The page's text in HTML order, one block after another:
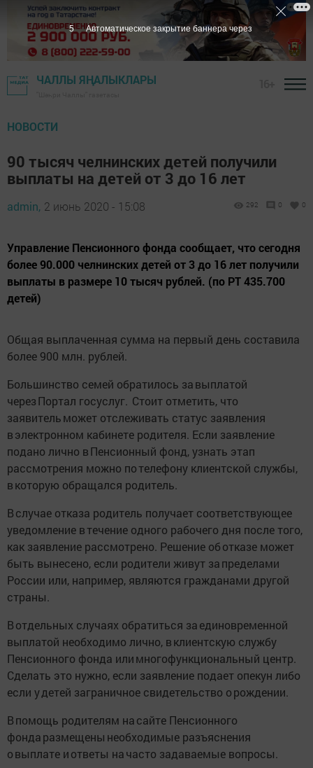
ЧАЛЛЫ ЯҢАЛЫКЛАРЫ
НОВОСТИ
90 тысяч челнинских детей получили
выплаты на детей от 3 до 16 лет
admin, 2 июнь 2020 - 15:08 292 0 0
Управление Пенсионного фонда сообщает, что сегодня
более 90.000 челнинских детей от 3 до 16 лет получили
выплаты в размере 10 тысяч рублей. (по РТ 435.700
детей)
Общая выплаченная сумма на первый день составила
более 900 млн. рублей.
Большинство семей обратилось за выплатой
через Портал госуслуг. Стоит отметить, что
заявитель может отслеживать статус заявления
в электронном кабинете родителя. Если заявление
подано лично в Пенсионный фонд, узнать этап
рассмотрения можно по телефону клиентской службы,
в которую обращался родитель.
В случае отказа родитель получает соответствующее
уведомление в течение одного рабочего дня после того,
как заявление рассмотрено. Решение об отказе может
быть вынесено, если родители живут за пределами
России или, например, являются гражданами другой
страны.
В отдельных случаях обратиться за единовременной
выплатой необходимо лично, в клиентскую службу
Пенсионного фонда или многофункциональный центр.
Сделать это нужно, если заявление подает опекун либо
если у детей заграничное свидетельство о рождении.
В помощь родителям на сайте Пенсионного
фонда размещены необходимые разъяснения
о выплате и ответы на часто задаваемые вопросы.
4 Автоматическое закрытие баннера через